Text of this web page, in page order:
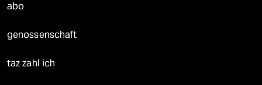
abo
genossenschaft
taz zahl ich